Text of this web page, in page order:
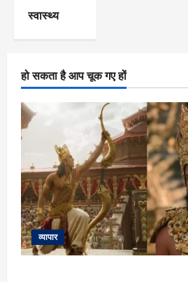
स्वास्थ्य
हो सकता है आप चूक गए हों
व्यापार